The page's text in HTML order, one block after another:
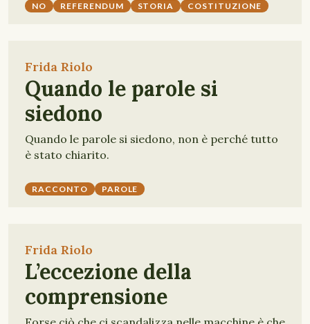
NO REFERENDUM STORIA COSTITUZIONE
Frida Riolo
Quando le parole si
siedono
Quando le parole si siedono, non è perché tutto
è stato chiarito.
RACCONTO PAROLE
Frida Riolo
L’eccezione della
comprensione